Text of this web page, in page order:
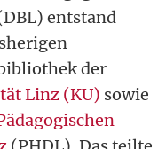
entstand
der
Linz (KU) sowie